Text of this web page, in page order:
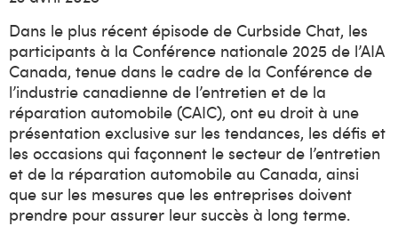
Dans le plus récent épisode de Curbside Chat, les
participants à la Conférence nationale 2025 de l’AIA
Canada, tenue dans le cadre de la Conférence de
l’industrie canadienne de l’entretien et de la
réparation automobile (CAIC), ont eu droit à une
présentation exclusive sur les tendances, les défis et
les occasions qui façonnent le secteur de l’entretien
et de la réparation automobile au Canada, ainsi
que sur les mesures que les entreprises doivent
prendre pour assurer leur succès à long terme.